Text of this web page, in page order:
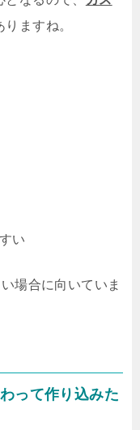
ますね。
い
場合に向いていま
って作り込みた